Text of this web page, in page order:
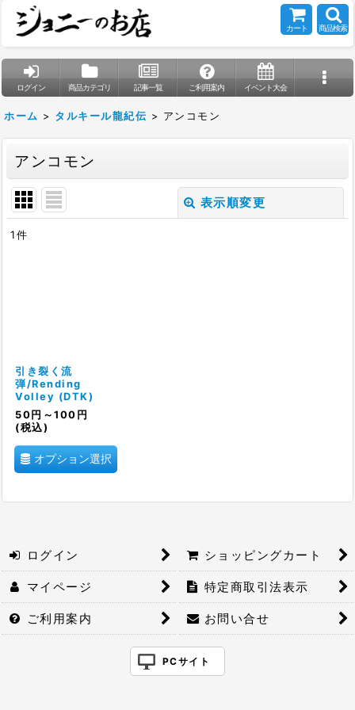
カート 商品検索
ログイン 商品カテゴリ 記事一覧 ご利用案内 イベント大会
ホーム > タルキール龍紀伝 > アンコモン
アンコモン
表示順変更
1件
引き裂く流
弾/Rending
Volley (DTK)
50 円 ～100 円
(税込)
オプション選択
ログイン ショッピングカート
マイページ 特定商取引法表示
ご利用案内 お問い合せ
PCサイト